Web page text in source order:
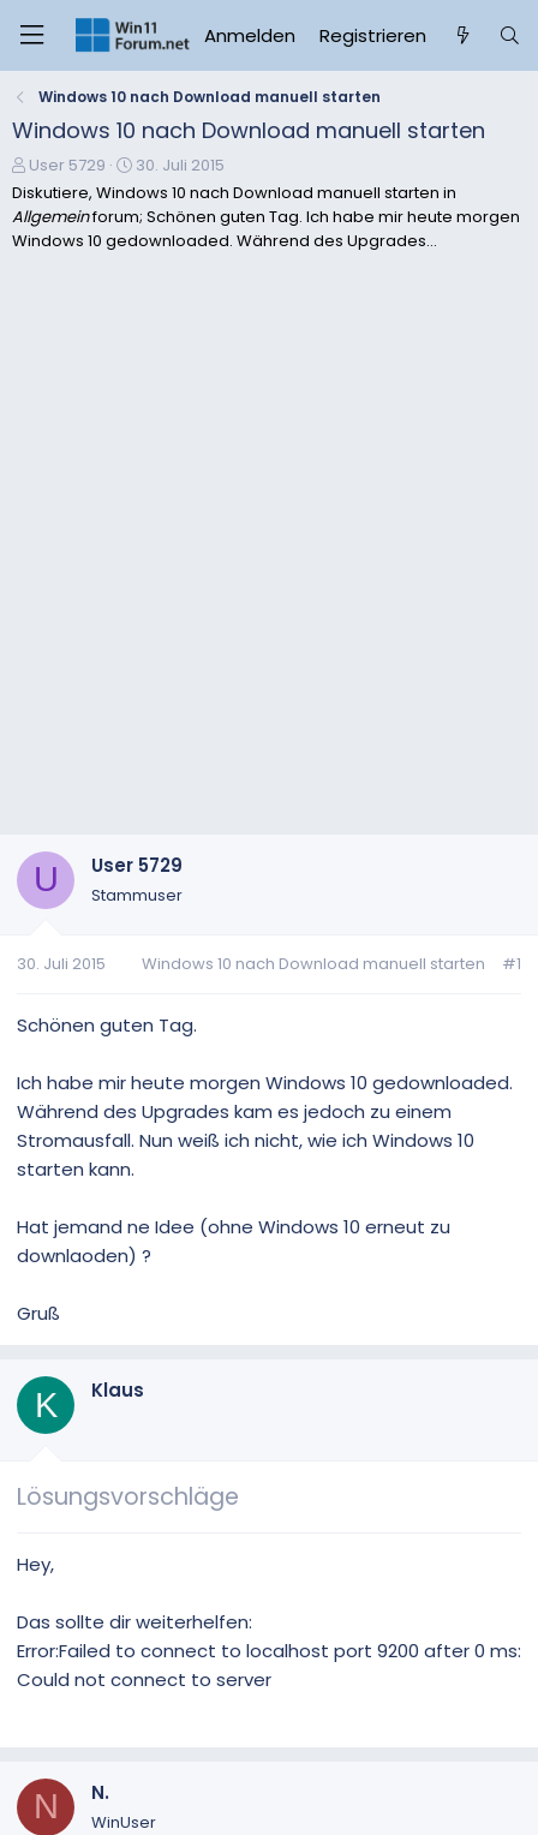
Anmelden Registrieren
Windows 10 nach Download manuell starten
Windows 10 nach Download manuell starten
E
r
s
t
User 5729
E
r
s
t
30. Juli 2015
Diskutiere, Windows 10 nach Download manuell starten in
Allgemeinforum; Schönen guten Tag. Ich habe mir heute morgen
Windows 10 gedownloaded. Während des Upgrades...
U User 5729
Stammuser
30. Juli 2015 Windows 10 nach Download manuell starten #1
Schönen guten Tag.
Ich habe mir heute morgen Windows 10 gedownloaded.
Während des Upgrades kam es jedoch zu einem
Stromausfall. Nun weiß ich nicht, wie ich Windows 10
starten kann.
Hat jemand ne Idee (ohne Windows 10 erneut zu
downlaoden) ?
Gruß
K Klaus
Lösungsvorschläge
Hey,
Das sollte dir weiterhelfen:
Error:Failed to connect to localhost port 9200 after 0 ms:
Could not connect to server
N N.
WinUser